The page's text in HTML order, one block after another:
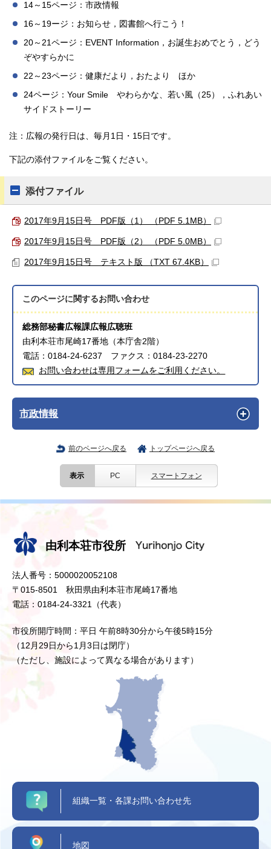
14～15ページ：市政情報
16～19ージ：お知らせ，図書館へ行こう！
20～21ページ：EVENT Information，お誕生おめでとう，どう
ぞやすらかに
22～23ページ：健康だより，おたより ほか
24ページ：Your Smile やわらかな、若い風（25），ふれあい
サイドストーリー
注：広報の発行日は、毎月1日・15日です。
下記の添付ファイルをご覧ください。
添付ファイル
2017年9月15日号 PDF版（1） （PDF 5.1MB）
2017年9月15日号 PDF版（2） （PDF 5.0MB）
2017年9月15日号 テキスト版 （TXT 67.4KB）
このページに関するお問い合わせ
総務部秘書広報課広報広聴班
由利本荘市尾崎17番地（本庁舎2階）
電話：0184-24-6237 ファクス：0184-23-2270
お問い合わせは専用フォームをご利用ください。
市政情報
前のページへ戻る トップページへ戻る
表示 PC スマートフォン
由利本荘市役所
法人番号：5000020052108
〒015-8501 秋田県由利本荘市尾崎17番地
電話：0184-24-3321（代表）
市役所開庁時間：平日 午前8時30分から午後5時15分
（12月29日から1月3日は閉庁）
（ただし、施設によって異なる場合があります）
組織一覧・各課お問い合わせ先
地図